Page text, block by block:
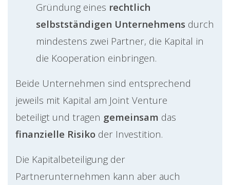
Gründung eines rechtlich
selbstständigen Unternehmens durch
mindestens zwei Partner, die Kapital in
die Kooperation einbringen.
Beide Unternehmen sind entsprechend
jeweils mit Kapital am Joint Venture
beteiligt und tragen gemeinsam das
finanzielle Risiko der Investition.
Die Kapitalbeteiligung der
Partnerunternehmen kann aber auch